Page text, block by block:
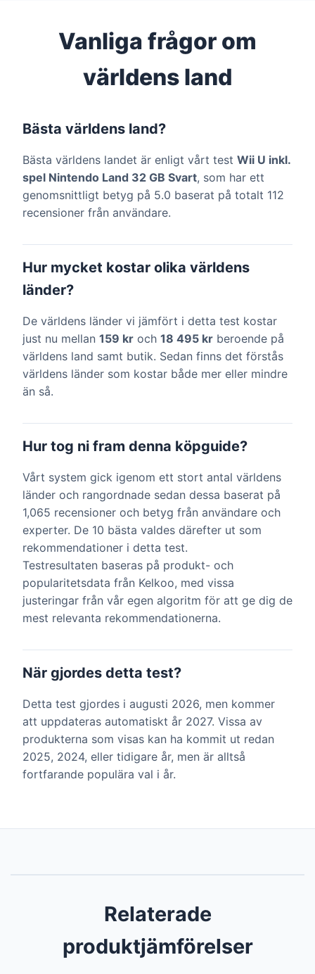
Vanliga frågor om
världens land
Bästa världens land?
Bästa världens landet är enligt vårt test Wii U inkl.
spel Nintendo Land 32 GB Svart, som har ett
genomsnittligt betyg på 5.0 baserat på totalt 112
recensioner från användare.
Hur mycket kostar olika världens
länder?
De världens länder vi jämfört i detta test kostar
just nu mellan 159 kr och 18 495 kr beroende på
världens land samt butik. Sedan finns det förstås
världens länder som kostar både mer eller mindre
än så.
Hur tog ni fram denna köpguide?
Vårt system gick igenom ett stort antal världens
länder och rangordnade sedan dessa baserat på
1,065 recensioner och betyg från användare och
experter. De 10 bästa valdes därefter ut som
rekommendationer i detta test.
Testresultaten baseras på produkt- och
popularitetsdata från Kelkoo, med vissa
justeringar från vår egen algoritm för att ge dig de
mest relevanta rekommendationerna.
När gjordes detta test?
Detta test gjordes i augusti 2026, men kommer
att uppdateras automatiskt år 2027. Vissa av
produkterna som visas kan ha kommit ut redan
2025, 2024, eller tidigare år, men är alltså
fortfarande populära val i år.
Relaterade
produktjämförelser